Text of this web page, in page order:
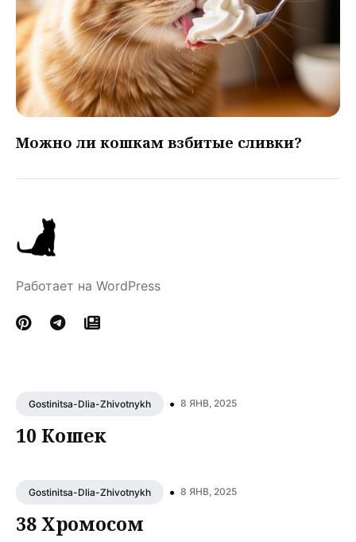
Можно ли кошкам взбитые сливки?
Работает на WordPress
Gostinitsa-Dlia-Zhivotnykh • 8 ЯНВ, 2025
10 Кошек
Gostinitsa-Dlia-Zhivotnykh • 8 ЯНВ, 2025
38 Хромосом